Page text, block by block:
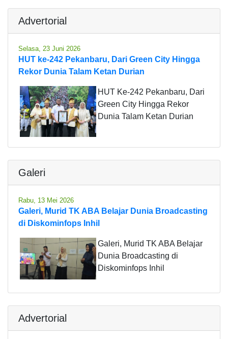
Advertorial
Selasa, 23 Juni 2026
HUT ke-242 Pekanbaru, Dari Green City Hingga
Rekor Dunia Talam Ketan Durian
HUT Ke-242 Pekanbaru, Dari
Green City Hingga Rekor
Dunia Talam Ketan Durian
Galeri
Rabu, 13 Mei 2026
Galeri, Murid TK ABA Belajar Dunia Broadcasting
di Diskominfops Inhil
Galeri, Murid TK ABA Belajar
Dunia Broadcasting di
Diskominfops Inhil
Advertorial